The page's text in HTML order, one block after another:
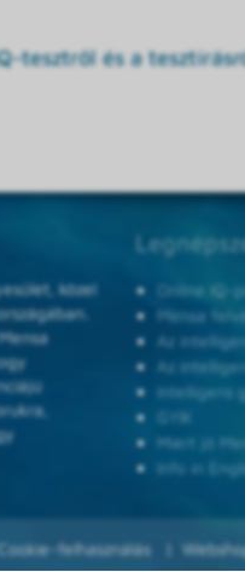
tesztről és a
közel
Online IQ-
Mensa
Az
Az
Intelligens
GYIK
Miért jó
Info in
felhasználás